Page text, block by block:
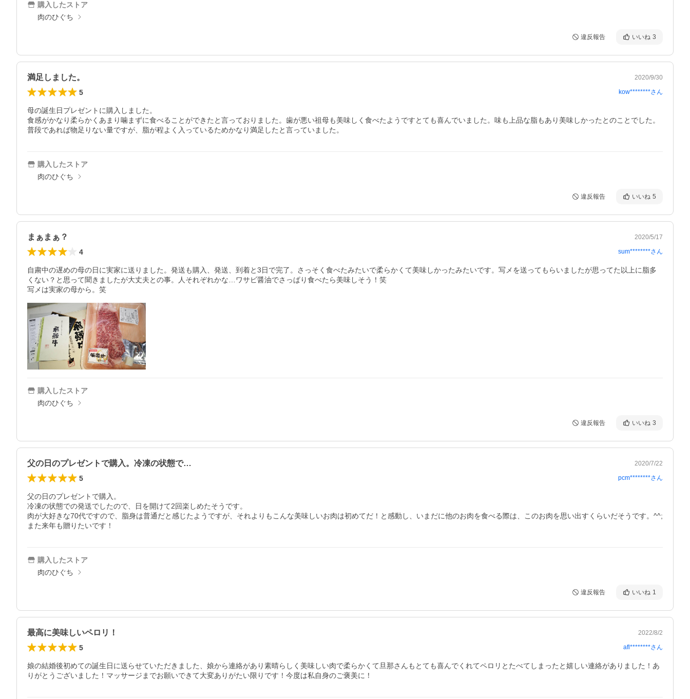
購入したストア
肉のひぐち
違反報告 いいね 3
満足しました。 2020/9/30
5 kow********さん
母の誕生日プレゼントに購入しました。
食感がかなり柔らかくあまり噛まずに食べることができたと言っておりました。歯が悪い祖母も美味しく食べたようですとても喜んでいました。味も上品な脂もあり美味しかったとのことでした。
普段であれば物足りない量ですが、脂が程よく入っているためかなり満足したと言っていました。
購入したストア
肉のひぐち
違反報告 いいね 5
まぁまぁ？ 2020/5/17
4 sum********さん
自粛中の遅めの母の日に実家に送りました。発送も購入、発送、到着と3日で完了。さっそく食べたみたいで柔らかくて美味しかったみたいです。写メを送ってもらいましたが思ってた以上に脂多
くない？と思って聞きましたが大丈夫との事。人それぞれかな…ワサビ醤油でさっぱり食べたら美味しそう！笑
写メは実家の母から。笑
購入したストア
肉のひぐち
違反報告 いいね 3
父の日のプレゼントで購入。冷凍の状態で… 2020/7/22
5 pcm********さん
父の日のプレゼントで購入。
冷凍の状態での発送でしたので、日を開けて2回楽しめたそうです。
肉が大好きな70代ですので、脂身は普通だと感じたようですが、それよりもこんな美味しいお肉は初めてだ！と感動し、いまだに他のお肉を食べる際は、このお肉を思い出すくらいだそうです。^^;
また来年も贈りたいです！
購入したストア
肉のひぐち
違反報告 いいね 1
最高に美味しいペロリ！ 2022/8/2
5 afl********さん
娘の結婚後初めての誕生日に送らせていただきました、娘から連絡があり素晴らしく美味しい肉で柔らかくて旦那さんもとても喜んでくれてペロリとたべてしまったと嬉しい連絡がありました！あ
りがとうございました！マッサージまでお願いできて大変ありがたい限りです！今度は私自身のご褒美に！